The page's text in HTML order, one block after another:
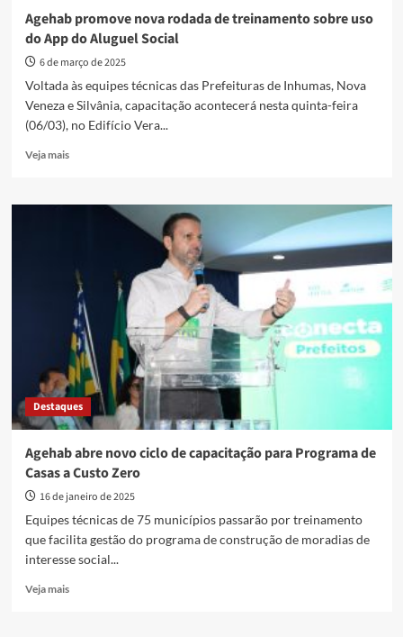
Agehab promove nova rodada de treinamento sobre uso
do App do Aluguel Social
6 de março de 2025
Voltada às equipes técnicas das Prefeituras de Inhumas, Nova
Veneza e Silvânia, capacitação acontecerá nesta quinta-feira
(06/03), no Edifício Vera...
Veja maisRead
Agehab
de
treinamento
sobre
uso
do
App
do
Aluguel
Social
Destaques
Agehab abre novo ciclo de capacitação para Programa de
Casas a Custo Zero
16 de janeiro de 2025
Equipes técnicas de 75 municípios passarão por treinamento
que facilita gestão do programa de construção de moradias de
interesse social...
Veja maisRead